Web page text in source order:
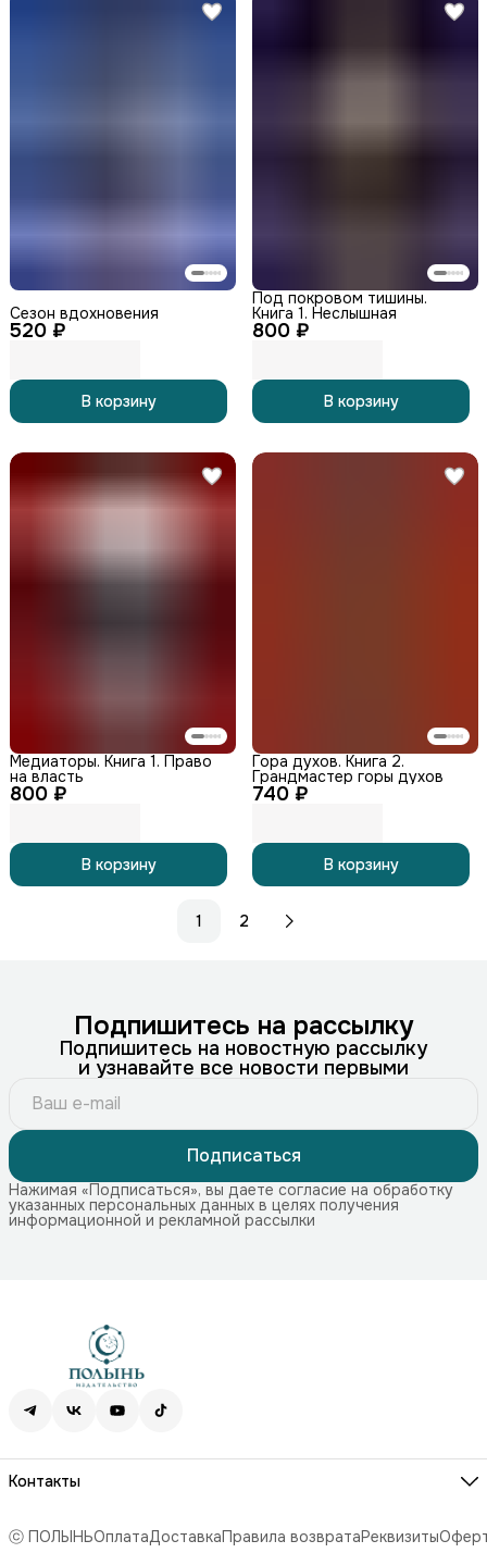
520 ₽
Сезон вдохновения
В корзину
800 ₽
Под покровом тишины.
Книга 1. Неслышная
В корзину
800 ₽
Медиаторы. Книга 1. Право
на власть
В корзину
740 ₽
Гора духов. Книга 2.
Грандмастер горы духов
В корзину
1 2
Подпишитесь на рассылку
Подпишитесь на новостную рассылку
и узнавайте все новости первыми
Подписаться
Нажимая «Подписаться», вы даете согласие на обработку
указанных персональных данных в целях получения
информационной и рекламной рассылки
Контакты
Телефон
ⓒ ПОЛЫНЬОплатаДоставкаПравила возвратаРеквизиты